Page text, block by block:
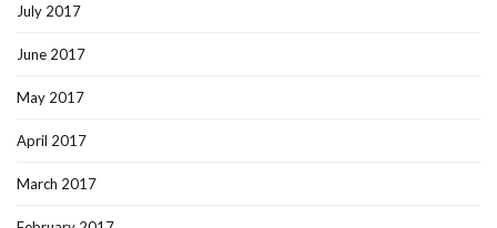
July 2017
June 2017
May 2017
April 2017
March 2017